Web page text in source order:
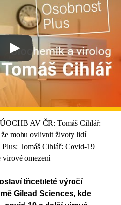
AV ČR: Tomáš Cihlář:
mohu ovlivnit životy lidí
Plus: Tomáš Cihlář: Covid-19
virové omezení
třicetileté výročí
Gilead Sciences, kde